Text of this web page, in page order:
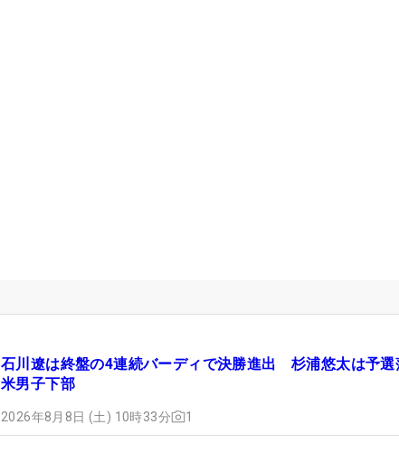
石川遼は終盤の4連続バーディで決勝進出 杉浦悠太は予
米男子下部
2026年8月8日 (土) 10時33分 1